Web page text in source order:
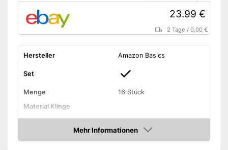
23.99 €
2 Tage /0.00 €
Hersteller Amazon Basics
Set
Menge
16 Stück
Material Klinge
Material Griff
Ergonomischer Griff
Mehr Informationen
Amazon